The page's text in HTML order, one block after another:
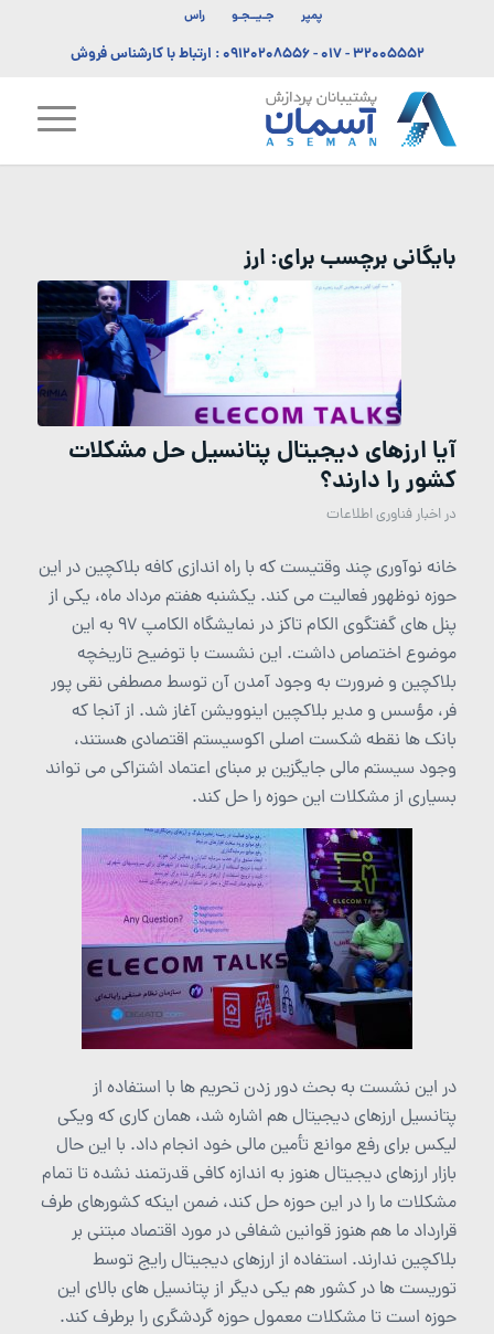
پمپر جـیــجـو راس
۳۲۰۰۵۵۵۲ - ۰۱۷ -۰۹۱۲۰۲۰۸۵۵۶: ارتباط با کارشناس فروش
بایگانی برچسب برای:ارز
آیا ارزهای دیجیتال پتانسیل حل مشکلات
کشور را دارند؟
دراخبار فناوری اطلاعات
خانه نوآوری چند وقتیست که با راه اندازی کافه بلاکچین در این
حوزه نوظهور فعالیت می کند. یکشنبه هفتم مرداد ماه، یکی از
پنل های گفتگوی الکام تاکز در نمایشگاه الکامپ 97 به این
موضوع اختصاص داشت. این نشست با توضیح تاریخچه
بلاکچین و ضرورت به وجود آمدن آن توسط مصطفی نقی پور
فر، مؤسس و مدیر بلاکچین اینوویشن آغاز شد. از آنجا که
بانک ها نقطه شکست اصلی اکوسیستم اقتصادی هستند،
وجود سیستم مالی جایگزین بر مبنای اعتماد اشتراکی می تواند
بسیاری از مشکلات این حوزه را حل کند.
در این نشست به بحث دور زدن تحریم ها با استفاده از
پتانسیل ارزهای دیجیتال هم اشاره شد، همان کاری که ویکی
لیکس برای رفع موانع تأمین مالی خود انجام داد. با این حال
بازار ارزهای دیجیتال هنوز به اندازه کافی قدرتمند نشده تا تمام
مشکلات ما را در این حوزه حل کند، ضمن اینکه کشورهای طرف
قرارداد ما هم هنوز قوانین شفافی در مورد اقتصاد مبتنی بر
بلاکچین ندارند. استفاده از ارزهای دیجیتال رایج توسط
توریست ها در کشور هم یکی دیگر از پتانسیل های بالای این
حوزه است تا مشکلات معمول حوزه گردشگری را برطرف کند.